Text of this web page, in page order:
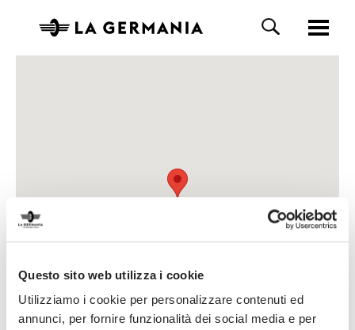
Questo sito web utilizza i cookie
Utilizziamo i cookie per personalizzare contenuti ed
annunci, per fornire funzionalità dei social media e per